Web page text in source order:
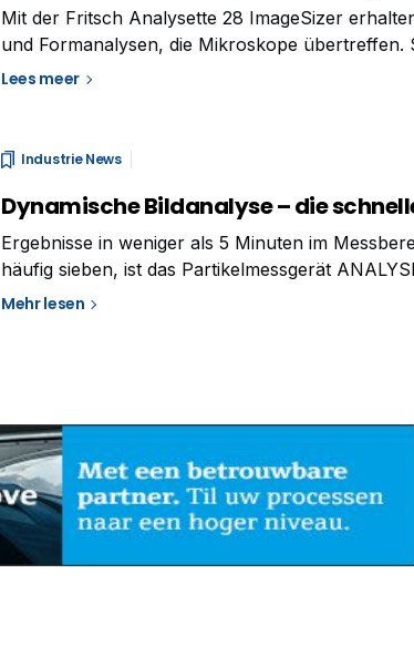
Mit der Fritsch Analysette 28 ImageSizer
und Formanalysen, die Mikroskope übertreffen.
eine größere Probenmenge hinsichtlich
Lees meer
Industrie News
Dynamische Bildanalyse – die
Ergebnisse in weniger als 5 Minuten im
häufig sieben, ist das Partikelmessgerät
zeitsparende Alternative mit nur drei
Mehr lesen